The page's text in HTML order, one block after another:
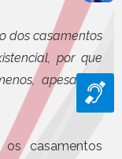
dos casamentos
por que
apesar do
casamentos